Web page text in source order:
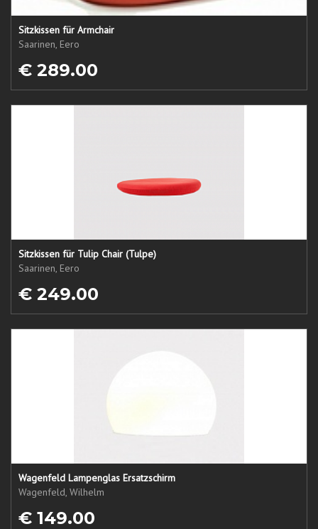
Sitzkissen für Armchair
Saarinen, Eero
€ 289.00
Sitzkissen für Tulip Chair (Tulpe)
Saarinen, Eero
€ 249.00
Wagenfeld Lampenglas Ersatzschirm
Wagenfeld, Wilhelm
€ 149.00